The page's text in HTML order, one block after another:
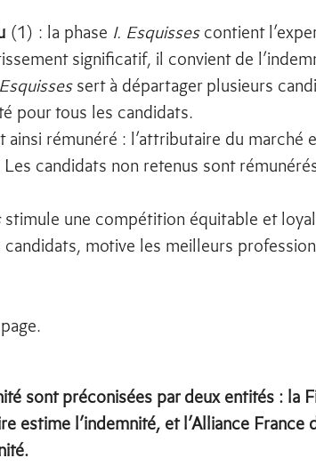
(1) : la phase I. Esquissescontient
significatif, il convient de
sert à départager plusieurs
pour tous les candidats.
ainsi rémunéré : l’attributaire du marché
Les candidats non retenus sont
stimule une compétition équitable et
motive les meilleurs
sont préconisées par deux entités : la
estime l’indemnité, et l’Alliance France